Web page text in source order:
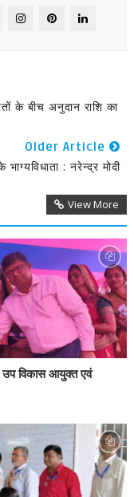
के बीच अनुदान राशि का
Older Article
: नरेन्द्र मोदी
View More
उप विकास आयुक्त एवं